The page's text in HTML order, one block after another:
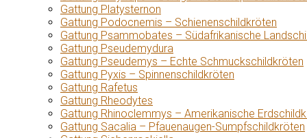
Gattung Platysternon
Gattung Podocnemis – Schienenschildkröten
Gattung Psammobates – Südafrikanische
Gattung Pseudemydura
Gattung Pseudemys – Echte Schmuckschildkröten
Gattung Pyxis – Spinnenschildkröten
Gattung Rafetus
Gattung Rheodytes
Gattung Rhinoclemmys – Amerikanische
Gattung Sacalia – Pfauenaugen-Sumpfschildkröten